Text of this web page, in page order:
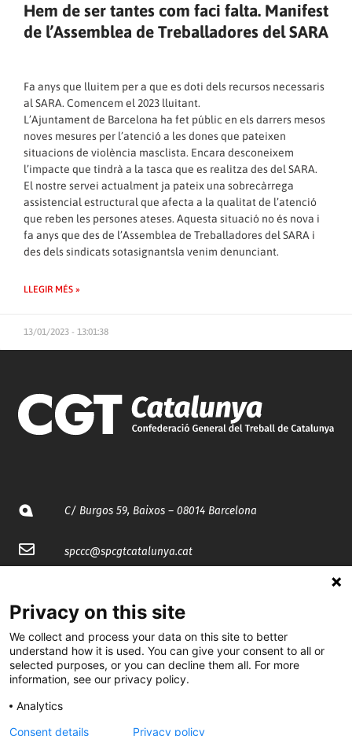
Hem de ser tantes com faci falta. Manifest
de l’Assemblea de Treballadores del SARA
Fa anys que lluitem per a que es doti dels recursos necessaris
al SARA. Comencem el 2023 lluitant.
L’Ajuntament de Barcelona ha fet públic en els darrers mesos
noves mesures per l’atenció a les dones que pateixen
situacions de violència masclista. Encara desconeixem
l’impacte que tindrà a la tasca que es realitza des del SARA.
El nostre servei actualment ja pateix una sobrecàrrega
assistencial estructural que afecta a la qualitat de l’atenció
que reben les persones ateses. Aquesta situació no és nova i
fa anys que des de l’Assemblea de Treballadores del SARA i
des dels sindicats sotasignantsla venim denunciant.
LLEGIR MÉS »
13/01/2023 - 13:01:38
C/ Burgos 59, Baixos – 08014 Barcelona
spccc@spcgtcatalunya.cat
@CGTCatalunya
cgtcatalunya
cgtcatalunya
Privacy on this site
We collect and process your data on this site to better
understand how it is used. You can give your consent to all or
selected purposes, or you can decline them all. For more
information, see our privacy policy.
Analytics
Consent details
Privacy policy